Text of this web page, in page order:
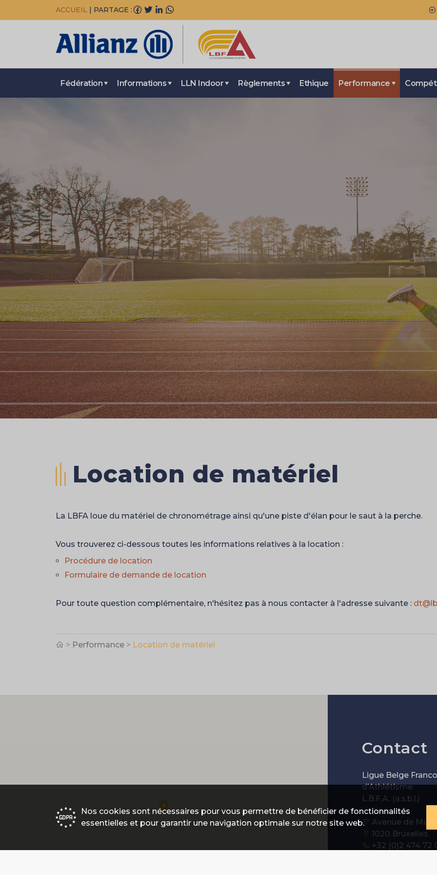
Nos cookies sont nécessaires pour vous permettre de bénéficier de fonctionnalités
essentielles et pour garantir une navigation optimale sur notre site web.
ACCUEIL | PARTAGE :
Fédération Informations LLN Indoor Règlements Ethique Performance
Location de matériel
La LBFA loue du matériel de chronométrage ainsi qu'une piste d'élan pour le saut à la perche.
Vous trouverez ci-dessous toutes les informations relatives à la location :
Procédure de location
Formulaire de demande de location
Pour toute question complémentaire, n'hésitez pas à nous contacter à l'adresse suivante :
> Performance > Location de matériel
Contact
Ligue Belge
d'Athlétisme
L.B.F.A. (a.s.b.l.)
Avenue de
1020 Bruxelles
+32 (0)2 474 72